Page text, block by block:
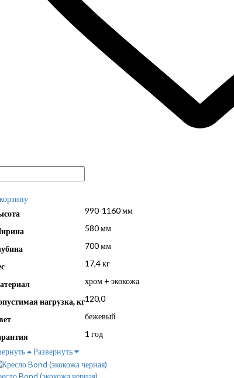
990-1160 мм
580 мм
700 мм
17,4 кг
хром + экокожа
нагрузка, кг120,0
бежевый
1 год
Развернуть
Bond (экокожа черная)